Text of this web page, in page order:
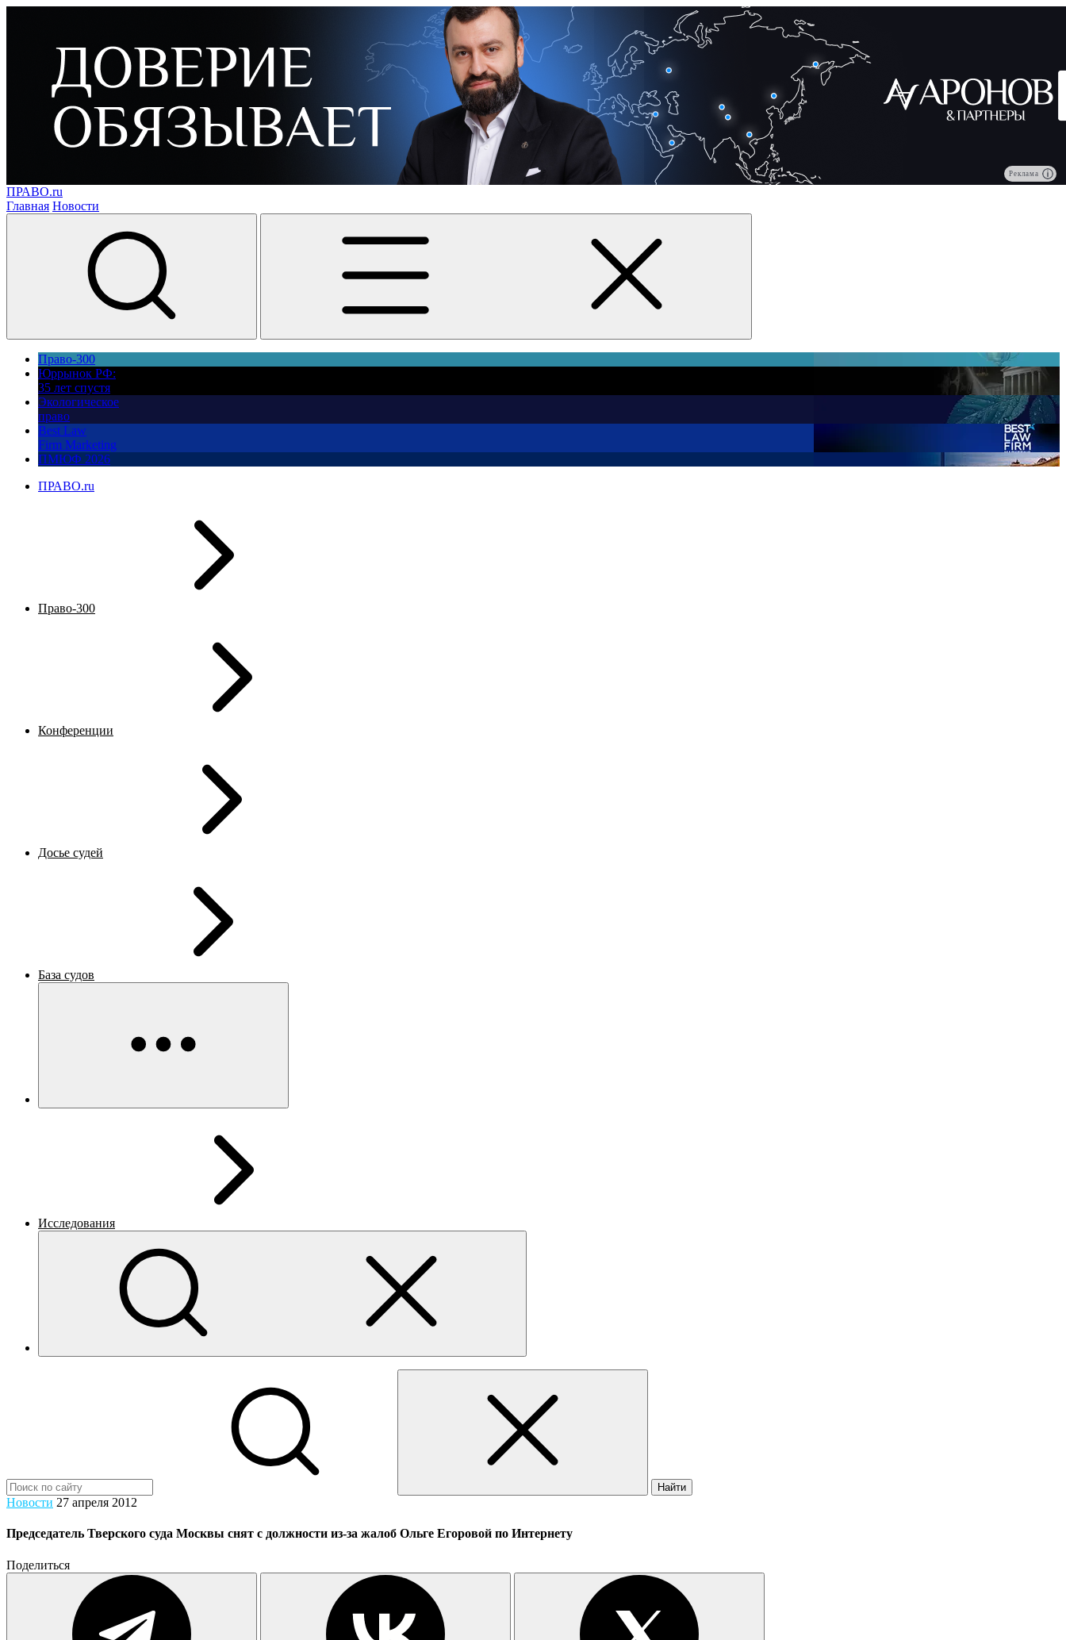
Реклама
ПРАВО.ru
Главная Новости
Право-300
Юррынок РФ:
35 лет спустя
Экологическое
право
Best Law
Firm Marketing
ПМЮФ 2026
ПРАВО.ru
Право-300
Конференции
Досье судей
База судов
Исследования
Найти
Новости 27 апреля 2012
Председатель Тверского суда Москвы снят с должности из-за жалоб Ольге Егоровой по Интернету
Поделиться